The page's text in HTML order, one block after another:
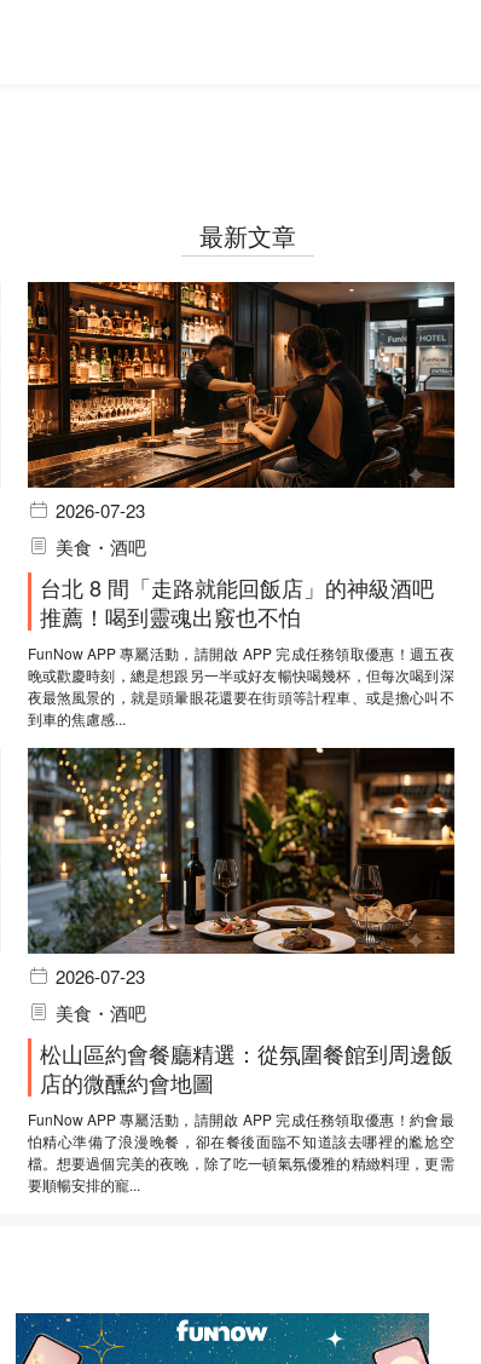
最新文章
2026-07-23
美食・酒吧
台北 8 間「走路就能回飯店」的神級酒吧
推薦！喝到靈魂出竅也不怕
FunNow APP 專屬活動，請開啟 APP 完成任務領取優惠！週五夜
晚或歡慶時刻，總是想跟另一半或好友暢快喝幾杯，但每次喝到深
夜最煞風景的，就是頭暈眼花還要在街頭等計程車、或是擔心叫不
到車的焦慮感...
2026-07-23
美食・酒吧
松山區約會餐廳精選：從氛圍餐館到周邊飯
店的微醺約會地圖
FunNow APP 專屬活動，請開啟 APP 完成任務領取優惠！約會最
怕精心準備了浪漫晚餐，卻在餐後面臨不知道該去哪裡的尷尬空
檔。想要過個完美的夜晚，除了吃一頓氣氛優雅的精緻料理，更需
要順暢安排的寵...